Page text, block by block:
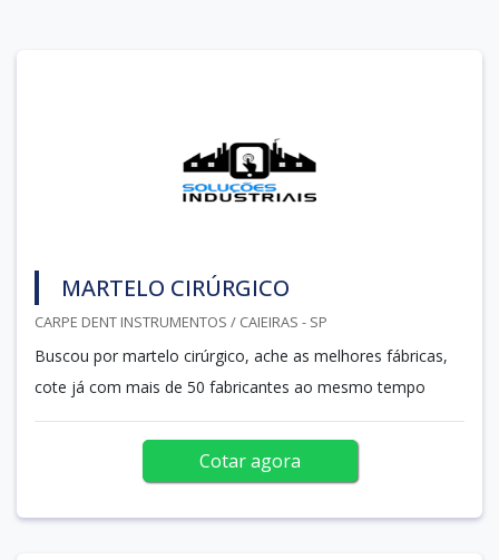
MARTELO CIRÚRGICO
CARPE DENT INSTRUMENTOS / CAIEIRAS - SP
Buscou por martelo cirúrgico, ache as melhores fábricas,
cote já com mais de 50 fabricantes ao mesmo tempo
Cotar agora